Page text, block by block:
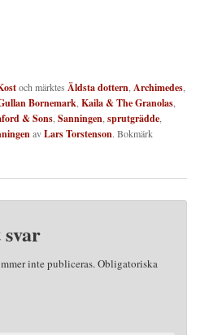
och märktes Äldsta dottern Archimedes
Bornemark Kaila & The Granolas
& Sons Sanningen sprutgrädde
avLars Torstenson. Bokmärk
inte publiceras.Obligatoriska